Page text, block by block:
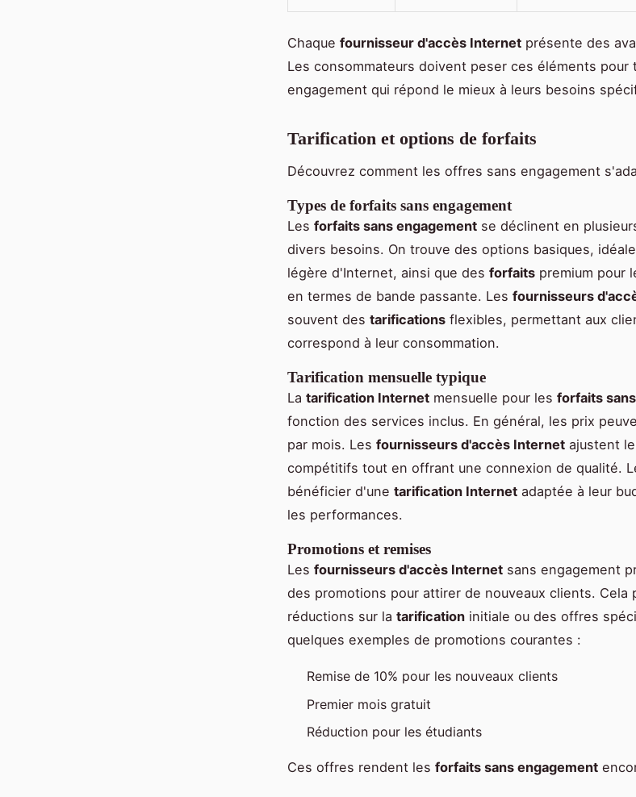
Chaque fournisseur d'accès Internet présente des
Les consommateurs doivent peser ces éléments pour
engagement qui répond le mieux à leurs besoins
Tarification et options de forfaits
Découvrez comment les offres sans engagement
Types de forfaits sans engagement
Les forfaits sans engagement se déclinent en
divers besoins. On trouve des options basiques,
légère d'Internet, ainsi que des forfaits premium pour
en termes de bande passante. Les fournisseurs
souvent des tarifications flexibles, permettant aux
correspond à leur consommation.
Tarification mensuelle typique
La tarification Internet mensuelle pour les forfaits
fonction des services inclus. En général, les prix
par mois. Les fournisseurs d'accès Internet ajustent
compétitifs tout en offrant une connexion de qualité.
bénéficier d'une tarification Internet adaptée à leur
les performances.
Promotions et remises
Les fournisseurs d'accès Internet sans engagement
des promotions pour attirer de nouveaux clients. Cela
réductions sur la tarification initiale ou des offres
quelques exemples de promotions courantes :
Remise de 10% pour les nouveaux clients
Premier mois gratuit
Réduction pour les étudiants
Ces offres rendent les forfaits sans engagement